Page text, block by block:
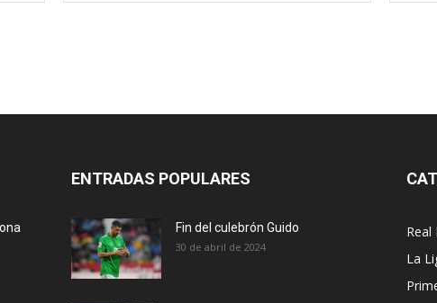
ENTRADAS POPULARES
Fin del culebrón Guido
30 de abril de 2024
Real
La